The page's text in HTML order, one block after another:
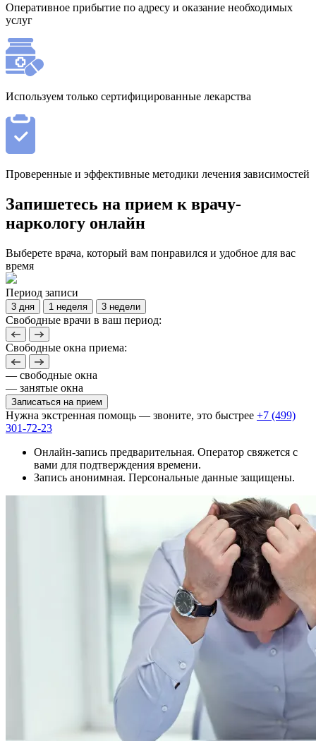
Оперативное прибытие по адресу и оказание необходимых
услуг
Используем только сертифицированные лекарства
Проверенные и эффективные методики лечения зависимостей
Запишетесь на прием к врачу-
наркологу онлайн
Выберете врача, который вам понравился и удобное для вас
время
Период записи
3 дня 1 неделя 3 недели
Свободные врачи в ваш период:
Свободные окна приема:
— свободные окна
— занятые окна
Записаться на прием
Нужна экстренная помощь — звоните, это быстрее +7 (499)
301-72-23
Онлайн-запись предварительная. Оператор свяжется с
вами для подтверждения времени.
Запись анонимная. Персональные данные защищены.